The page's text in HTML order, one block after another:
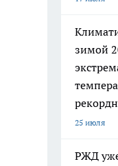
зимой
25 июля
РЖД